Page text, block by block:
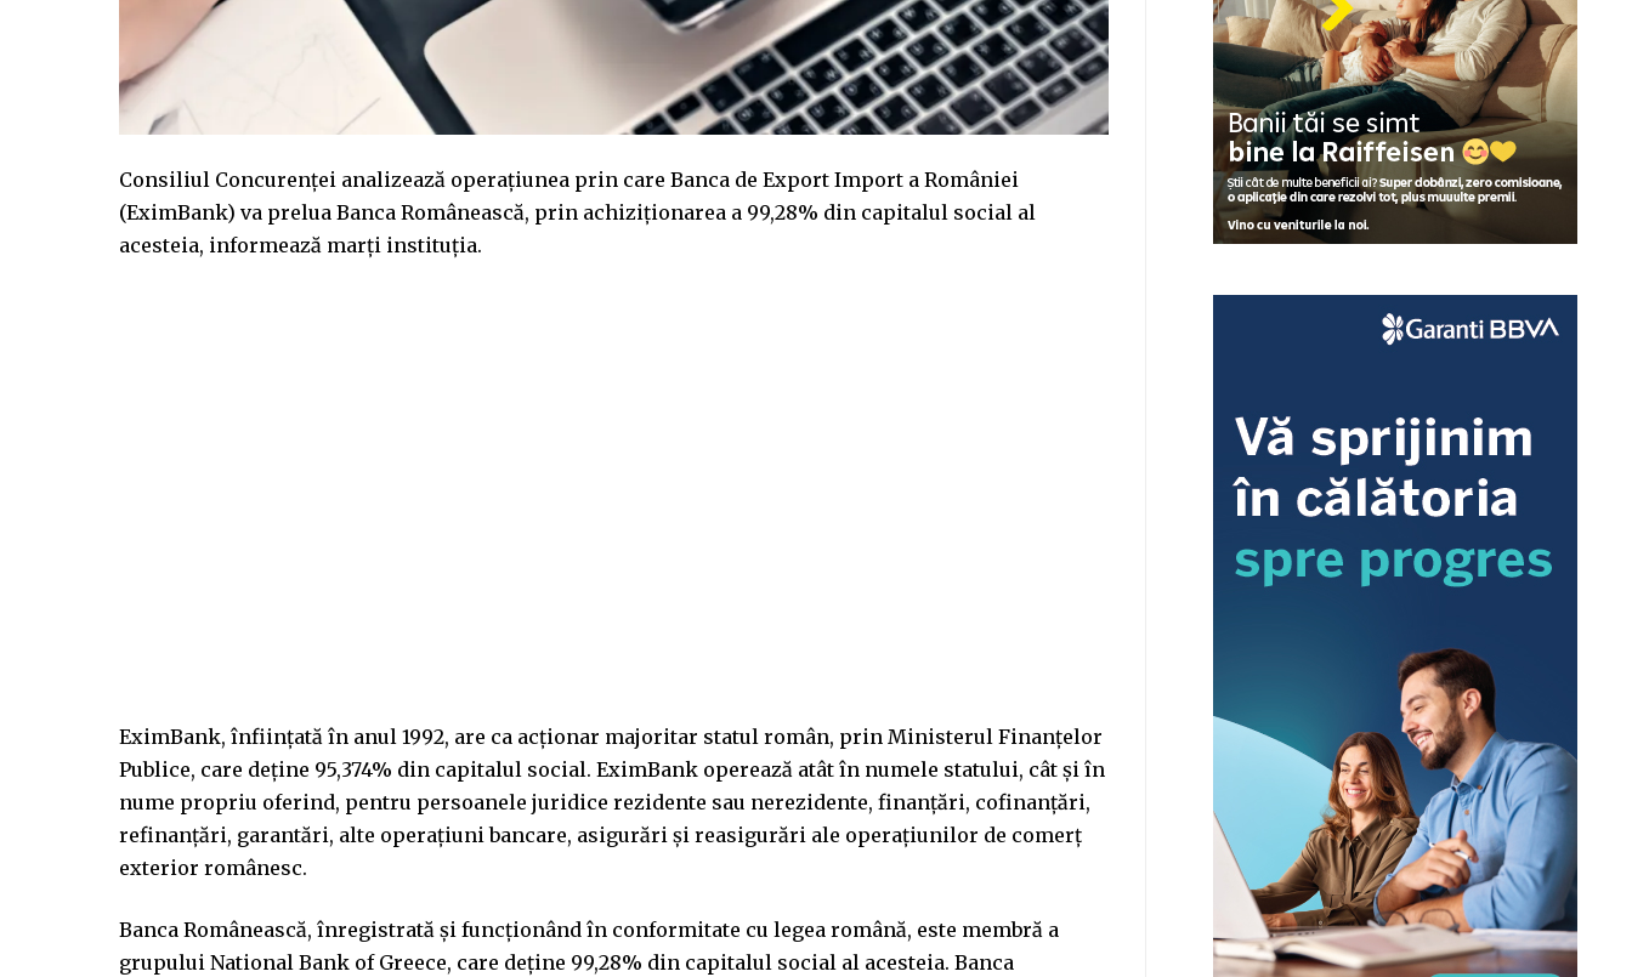
Consiliul Concurenţei analizează operaţiunea prin care Banca de Export Import a României
(EximBank) va prelua Banca Românească, prin achiziţionarea a 99,28% din capitalul social al
acesteia, informează marţi instituţia.
EximBank, înfiinţată în anul 1992, are ca acţionar majoritar statul român, prin Ministerul Finanţelor
Publice, care deţine 95,374% din capitalul social. EximBank operează atât în numele statului, cât şi în
nume propriu oferind, pentru persoanele juridice rezidente sau nerezidente, finanţări, cofinanţări,
refinanţări, garantări, alte operaţiuni bancare, asigurări şi reasigurări ale operaţiunilor de comerţ
exterior românesc.
Banca Românească, înregistrată şi funcţionând în conformitate cu legea română, este membră a
grupului National Bank of Greece, care deţine 99,28% din capitalul social al acesteia. Banca